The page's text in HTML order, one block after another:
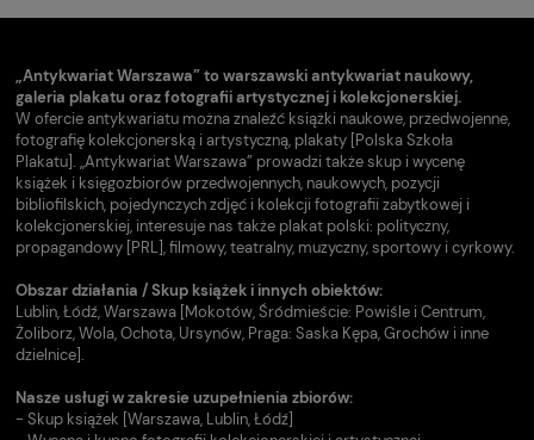
„Antykwariat Warszawa” to warszawski antykwariat naukowy,
galeria plakatu oraz fotografii artystycznej i kolekcjonerskiej.
W ofercie antykwariatu można znaleźć książki naukowe, przedwojenne,
fotografię kolekcjonerską i artystyczną, plakaty [Polska Szkoła
Plakatu]. „Antykwariat Warszawa” prowadzi także skup i wycenę
książek i księgozbiorów przedwojennych, naukowych, pozycji
bibliofilskich, pojedynczych zdjęć i kolekcji fotografii zabytkowej i
kolekcjonerskiej, interesuje nas także plakat polski: polityczny,
propagandowy [PRL], filmowy, teatralny, muzyczny, sportowy i cyrkowy.
Obszar działania / Skup książek i innych obiektów:
Lublin, Łódź, Warszawa [Mokotów, Śródmieście: Powiśle i Centrum,
Żoliborz, Wola, Ochota, Ursynów, Praga: Saska Kępa, Grochów i inne
dzielnice].
Nasze usługi w zakresie uzupełnienia zbiorów:
- Skup książek [Warszawa, Lublin, Łódź]